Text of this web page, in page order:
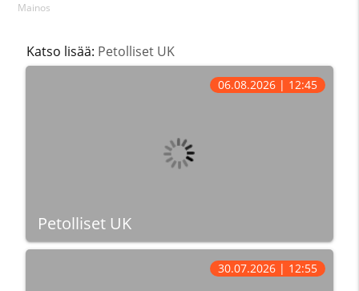
Mainos
Katso lisää: Petolliset UK
Petolliset UK
06.08.2026 | 12:45
30.07.2026 | 12:55